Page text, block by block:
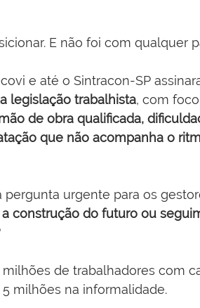
E não foi com qualquer
e até o Sintracon-SP
legislação trabalhista, com
de obra qualificada,
que não acompanha o
urgente para os
construção do futuro ou
de trabalhadores com
milhões na informalidade.